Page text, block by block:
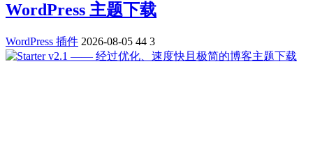
WordPress 主题下载
WordPress 插件 2026-08-05 44 3